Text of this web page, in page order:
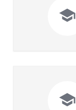

